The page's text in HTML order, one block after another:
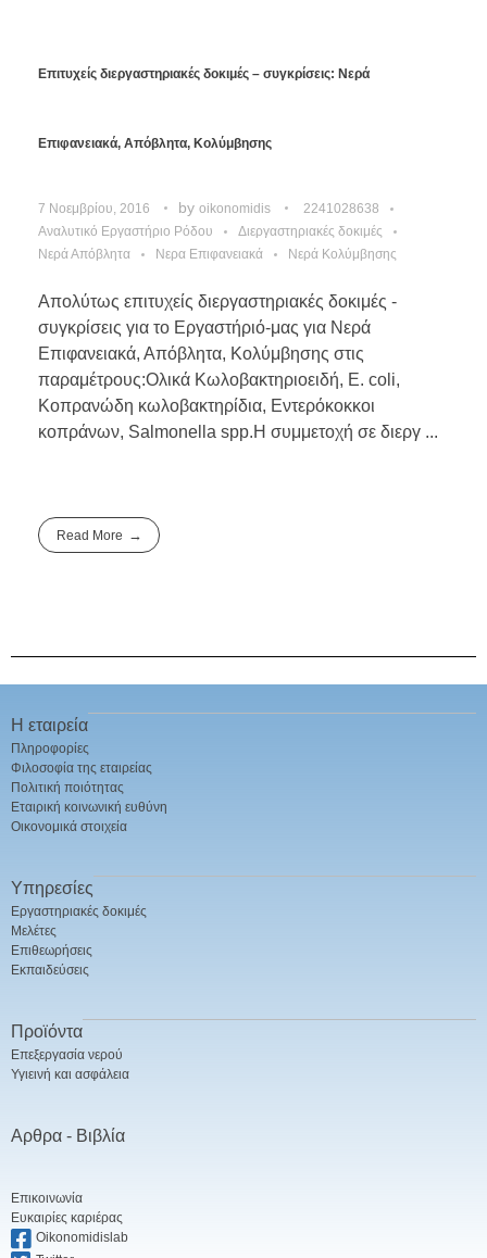
Επιτυχείς διεργαστηριακές δοκιμές – συγκρίσεις: Νερά
Επιφανειακά, Απόβλητα, Κολύμβησης
7 Νοεμβρίου, 2016 by oikonomidis
2241028638
Αναλυτικό Εργαστήριο Ρόδου
Διεργαστηριακές δοκιμές
Νερά Απόβλητα
Νερα Επιφανειακά Νερά Κολύμβησης
Απολύτως επιτυχείς διεργαστηριακές δοκιμές -
συγκρίσεις για το Εργαστήριό-μας για Νερά
Επιφανειακά, Απόβλητα, Κολύμβησης στις
παραμέτρους:Ολικά Κωλοβακτηριοειδή, E. coli,
Κοπρανώδη κωλοβακτηρίδια, Εντερόκοκκοι
κοπράνων, Salmonella spp.Η συμμετοχή σε διεργ ...
Read More
Η εταιρεία
Πληροφορίες
Φιλοσοφία της εταιρείας
Πολιτική ποιότητας
Εταιρική κοινωνική ευθύνη
Οικονομικά στοιχεία
Υπηρεσίες
Εργαστηριακές δοκιμές
Μελέτες
Επιθεωρήσεις
Εκπαιδεύσεις
Προϊόντα
Επεξεργασία νερού
Υγιεινή και ασφάλεια
Αρθρα - Βιβλία
Επικοινωνία
Ευκαιρίες καριέρας
Oikonomidislab